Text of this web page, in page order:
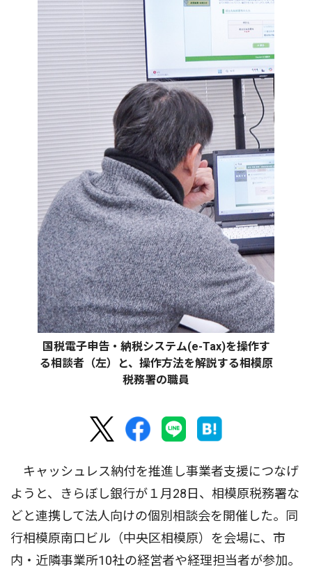
国税電子申告・納税システム(e-Tax)を操作す
る相談者（左）と、操作方法を解説する相模原
税務署の職員
キャッシュレス納付を推進し事業者支援につなげ
ようと、きらぼし銀行が１月28日、相模原税務署な
どと連携して法人向けの個別相談会を開催した。同
行相模原南口ビル（中央区相模原）を会場に、市
内・近隣事業所10社の経営者や経理担当者が参加。